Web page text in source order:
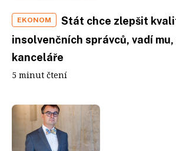
EKONOM
Stát chce zlepšit
insolvenčních správců, vadí
kanceláře
5 minut čtení